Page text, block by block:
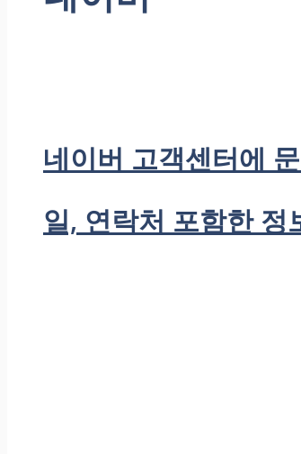
네이버 고객센터에
일, 연락처 포함한 정